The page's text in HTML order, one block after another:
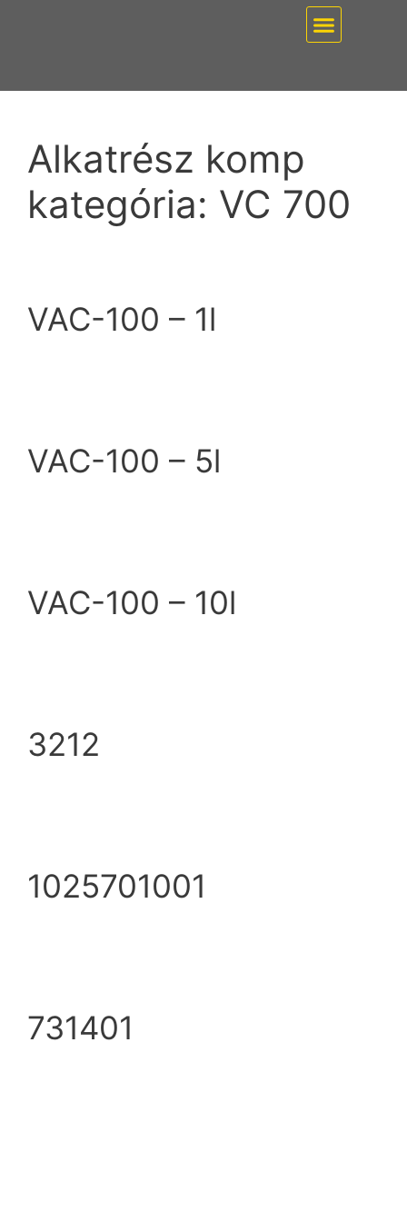
Alkatrész komp
kategória: VC 700
VAC-100 – 1l
VAC-100 – 5l
VAC-100 – 10l
3212
1025701001
731401